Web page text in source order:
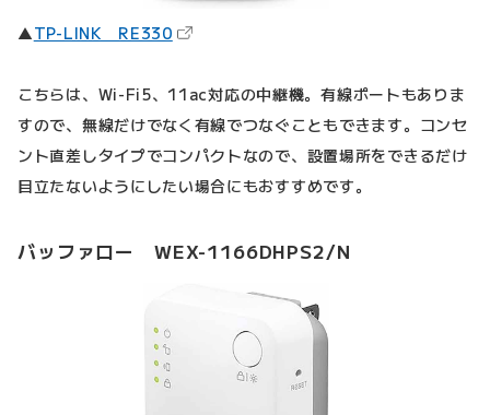
▲TP-LINK RE330（新しいタブで開きます）
こちらは、Wi-Fi5、11ac対応の中継機。有線ポートもありま
すので、無線だけでなく有線でつなぐこともできます。コンセ
ント直差しタイプでコンパクトなので、設置場所をできるだけ
目立たないようにしたい場合にもおすすめです。
バッファロー WEX-1166DHPS2/N